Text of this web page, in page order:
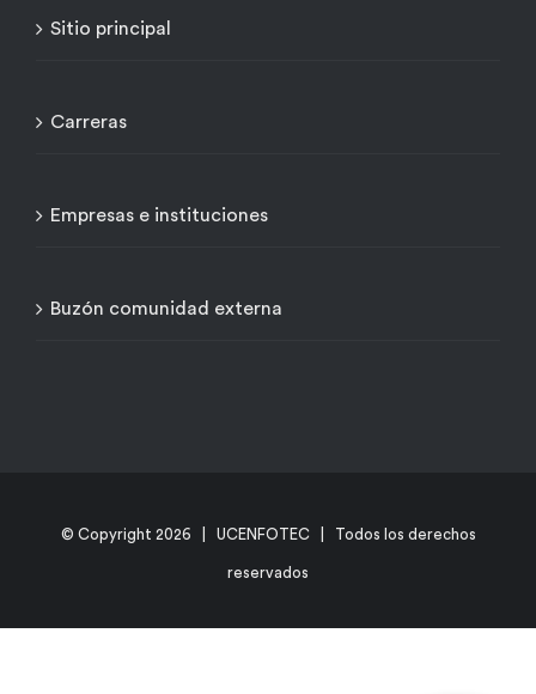
Sitio principal
Carreras
Empresas e instituciones
Buzón comunidad externa
© Copyright 2026 | UCENFOTEC | Todos los derechos
reservados